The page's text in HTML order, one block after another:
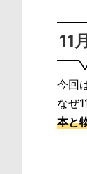
11
今回
なぜ
本と